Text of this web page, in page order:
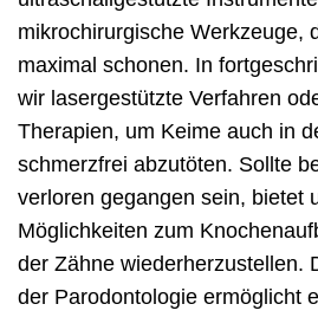
mikrochirurgische Werkzeuge,
maximal schonen. In
wir lasergestützte Verfahren
Therapien, um Keime auch in
schmerzfrei abzutöten. Sollte
verloren gegangen sein, bietet
Möglichkeiten zum
der Zähne wiederherzustellen.
der Parodontologie ermöglicht